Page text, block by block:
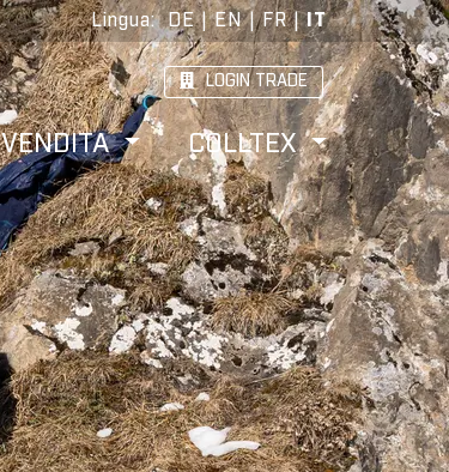
Lingua:DE|EN|FR|IT
LOGIN TRADE
VENDITA COLLTEX